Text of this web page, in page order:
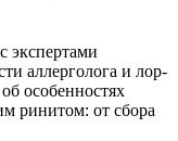
экспертами
аллерголога и лор-
особенностях
ринитом: от сбора